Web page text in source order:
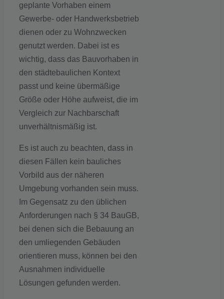
geplante Vorhaben einem
Gewerbe- oder Handwerksbetrieb
dienen oder zu Wohnzwecken
genutzt werden. Dabei ist es
wichtig, dass das Bauvorhaben in
den städtebaulichen Kontext
passt und keine übermäßige
Größe oder Höhe aufweist, die im
Vergleich zur Nachbarschaft
unverhältnismäßig ist.
Es ist auch zu beachten, dass in
diesen Fällen kein bauliches
Vorbild aus der näheren
Umgebung vorhanden sein muss.
Im Gegensatz zu den üblichen
Anforderungen nach § 34 BauGB,
bei denen sich die Bebauung an
den umliegenden Gebäuden
orientieren muss, können bei den
Ausnahmen individuelle
Lösungen gefunden werden.